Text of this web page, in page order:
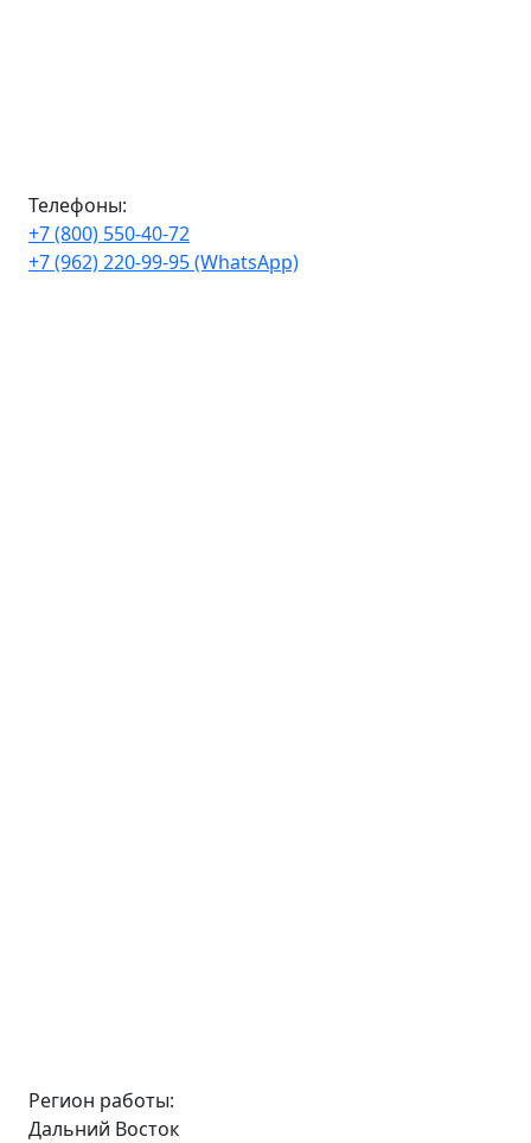
Телефоны:
+7 (800) 550-40-72
+7 (962) 220-99-95 (WhatsApp)
Регион работы:
Дальний Восток